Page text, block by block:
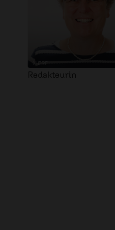
© ERF
Redakteurin